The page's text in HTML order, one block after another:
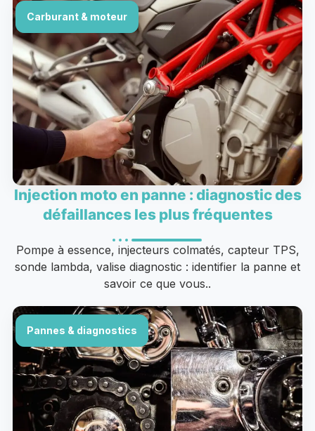
Carburant & moteur
Injection moto en panne : diagnostic des
défaillances les plus fréquentes
Pompe à essence, injecteurs colmatés, capteur TPS,
sonde lambda, valise diagnostic : identifier la panne et
savoir ce que vous..
Pannes & diagnostics